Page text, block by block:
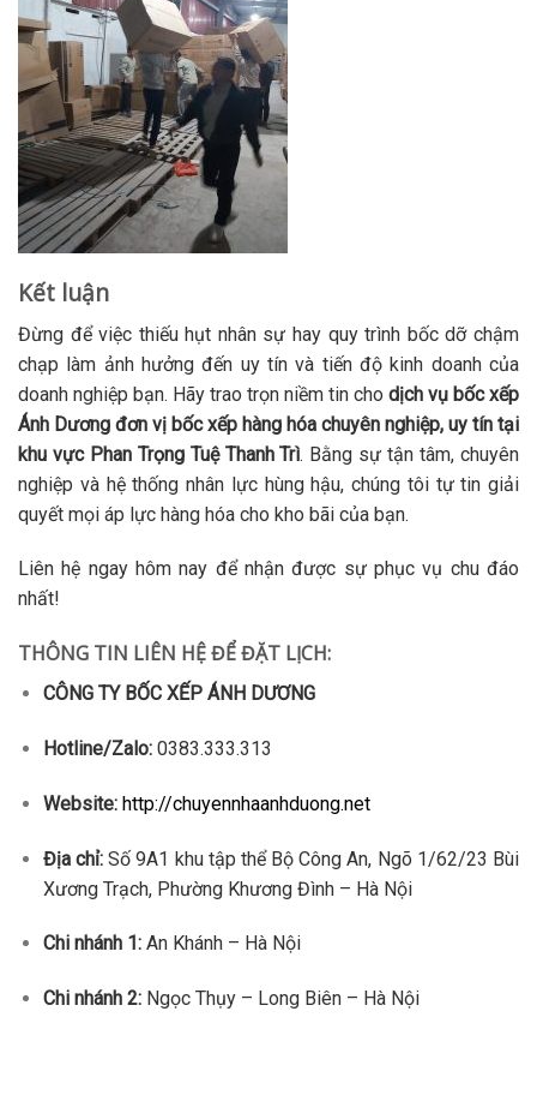
Kết luận
Đừng để việc thiếu hụt nhân sự hay quy trình bốc dỡ chậm
chạp làm ảnh hưởng đến uy tín và tiến độ kinh doanh của
doanh nghiệp bạn. Hãy trao trọn niềm tin cho dịch vụ bốc xếp
Ánh Dương đơn vị bốc xếp hàng hóa chuyên nghiệp, uy tín tại
khu vực Phan Trọng Tuệ Thanh Trì. Bằng sự tận tâm, chuyên
nghiệp và hệ thống nhân lực hùng hậu, chúng tôi tự tin giải
quyết mọi áp lực hàng hóa cho kho bãi của bạn.
Liên hệ ngay hôm nay để nhận được sự phục vụ chu đáo
nhất!
THÔNG TIN LIÊN HỆ ĐỂ ĐẶT LỊCH:
CÔNG TY BỐC XẾP ÁNH DƯƠNG
Hotline/Zalo:0383.333.313
Website: http://chuyennhaanhduong.net
Địa chỉ:Số 9A1 khu tập thể Bộ Công An, Ngõ 1/62/23 Bùi
Xương Trạch, Phường Khương Đình – Hà Nội
Chi nhánh 1:An Khánh – Hà Nội
Chi nhánh 2:Ngọc Thụy – Long Biên – Hà Nội